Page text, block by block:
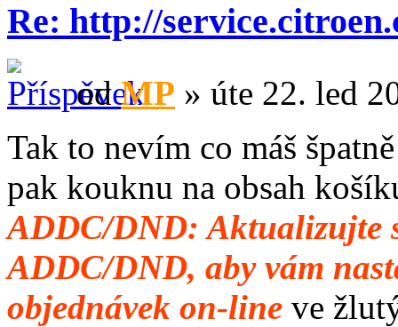
Re: http://
odMP » úte 22. led
Tak to nevím co máš
pak kouknu na obsah
ADDC/DND: Aktualizujte
ADDC/DND, aby vám
objednávek on-line ve